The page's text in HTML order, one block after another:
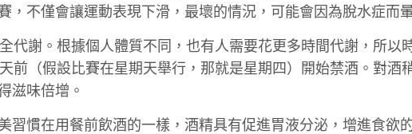
，不僅會讓運動表現下滑，最壞的情況，可能會因為脫水症而
代謝。根據個人體質不同，也有人需要花更多時間代謝，所以
前（假設比賽在星期天舉行，那就是星期四）開始禁酒。對酒
滋味倍增。
習慣在用餐前飲酒的一樣，酒精具有促進胃液分泌，增進食欲